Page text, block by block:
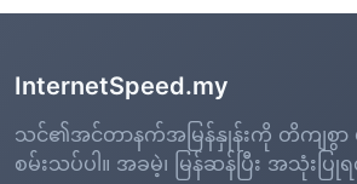
InternetSpeed.my
သင်၏အင်တာနက်အမြန်နှုန်းကို တိကျစွာ
စမ်းသပ်ပါ။ အခမဲ့၊ မြန်ဆန်ပြီး အသုံး